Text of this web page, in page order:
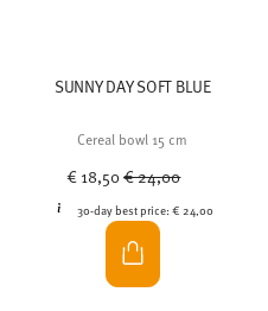
SUNNY DAY SOFT BLUE
Cereal bowl 15 cm
€ 18,50Price reduced from
€ 24,00
30-day best price:€ 24,00